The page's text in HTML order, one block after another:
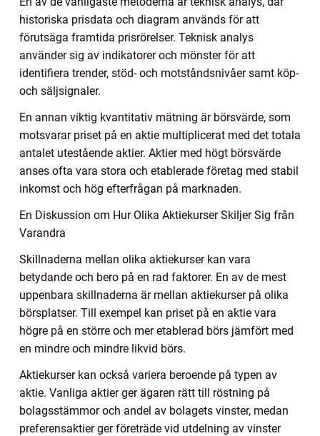
historiska prisdata och diagram används för att
förutsäga framtida prisrörelser. Teknisk analys
använder sig av indikatorer och mönster för att
identifiera trender, stöd- och motståndsnivåer samt köp-
och säljsignaler.
En annan viktig kvantitativ mätning är börsvärde, som
motsvarar priset på en aktie multiplicerat med det totala
antalet utestående aktier. Aktier med högt börsvärde
anses ofta vara stora och etablerade företag med stabil
inkomst och hög efterfrågan på marknaden.
En Diskussion om Hur Olika Aktiekurser Skiljer Sig från
Varandra
Skillnaderna mellan olika aktiekurser kan vara
betydande och bero på en rad faktorer. En av de mest
uppenbara skillnaderna är mellan aktiekurser på olika
börsplatser. Till exempel kan priset på en aktie vara
högre på en större och mer etablerad börs jämfört med
en mindre och mindre likvid börs.
Aktiekurser kan också variera beroende på typen av
aktie. Vanliga aktier ger ägaren rätt till röstning på
bolagsstämmor och andel av bolagets vinster, medan
preferensaktier ger företräde vid utdelning av vinster